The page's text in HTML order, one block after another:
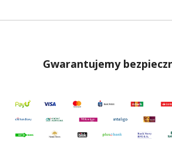
Gwarantujemy